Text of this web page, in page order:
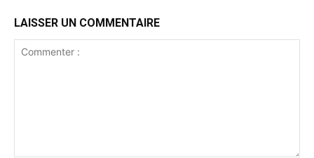
LAISSER UN COMMENTAIRE